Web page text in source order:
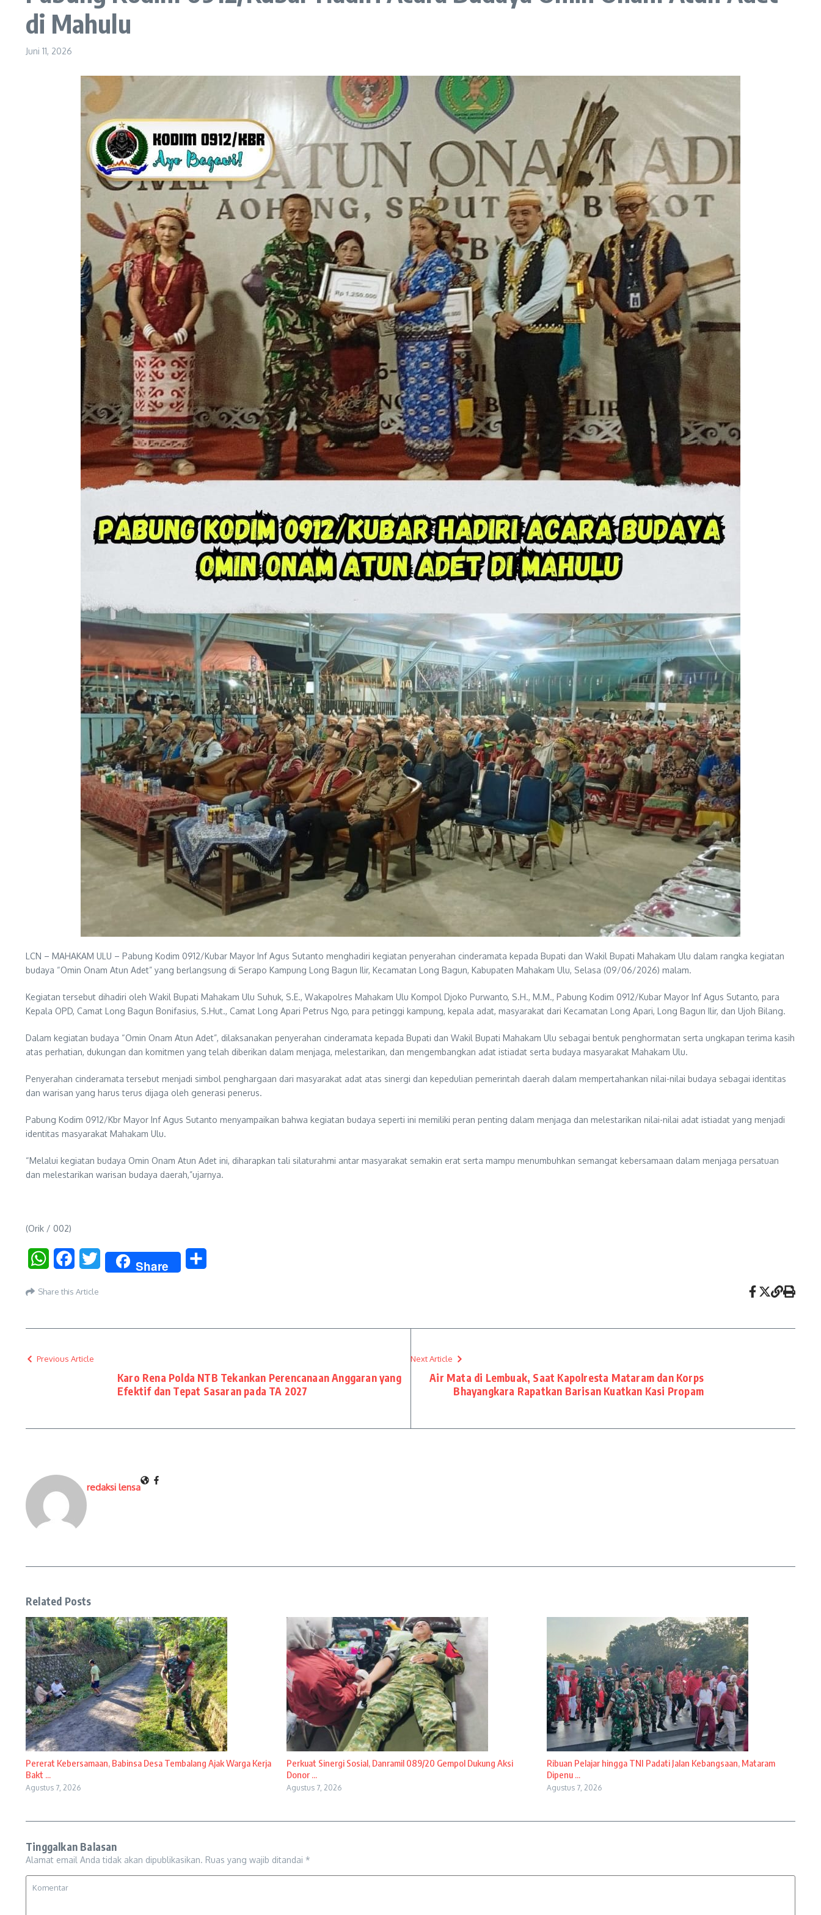
di Mahulu
Juni 11, 2026
LCN – MAHAKAM ULU – Pabung Kodim 0912/Kubar Mayor Inf Agus Sutanto menghadiri kegiatan penyerahan cinderamata kepada Bupati dan Wakil Bupati Mahakam Ulu dalam rangka kegiatan
budaya “Omin Onam Atun Adet” yang berlangsung di Serapo Kampung Long Bagun Ilir, Kecamatan Long Bagun, Kabupaten Mahakam Ulu, Selasa (09/06/2026) malam.
Kegiatan tersebut dihadiri oleh Wakil Bupati Mahakam Ulu Suhuk, S.E., Wakapolres Mahakam Ulu Kompol Djoko Purwanto, S.H., M.M., Pabung Kodim 0912/Kubar Mayor Inf Agus Sutanto, para
Kepala OPD, Camat Long Bagun Bonifasius, S.Hut., Camat Long Apari Petrus Ngo, para petinggi kampung, kepala adat, masyarakat dari Kecamatan Long Apari, Long Bagun Ilir, dan Ujoh Bilang.
Dalam kegiatan budaya “Omin Onam Atun Adet”, dilaksanakan penyerahan cinderamata kepada Bupati dan Wakil Bupati Mahakam Ulu sebagai bentuk penghormatan serta ungkapan terima kasih
atas perhatian, dukungan dan komitmen yang telah diberikan dalam menjaga, melestarikan, dan mengembangkan adat istiadat serta budaya masyarakat Mahakam Ulu.
Penyerahan cinderamata tersebut menjadi simbol penghargaan dari masyarakat adat atas sinergi dan kepedulian pemerintah daerah dalam mempertahankan nilai-nilai budaya sebagai identitas
dan warisan yang harus terus dijaga oleh generasi penerus.
Pabung Kodim 0912/Kbr Mayor Inf Agus Sutanto menyampaikan bahwa kegiatan budaya seperti ini memiliki peran penting dalam menjaga dan melestarikan nilai-nilai adat istiadat yang menjadi
identitas masyarakat Mahakam Ulu.
“Melalui kegiatan budaya Omin Onam Atun Adet ini, diharapkan tali silaturahmi antar masyarakat semakin erat serta mampu menumbuhkan semangat kebersamaan dalam menjaga persatuan
dan melestarikan warisan budaya daerah,”ujarnya.
(Orik / 002)
WhatsAppFacebookTwitter Share
Share this Article
Previous Article
Karo Rena Polda NTB Tekankan Perencanaan Anggaran yang
Efektif dan Tepat Sasaran pada TA 2027
Next Article
Air Mata di Lembuak, Saat Kapolresta Mataram dan Korps
Bhayangkara Rapatkan Barisan Kuatkan Kasi Propam
redaksi lensa
Related Posts
Pererat Kebersamaan, Babinsa Desa Tembalang Ajak Warga Kerja
Bakt ...
Agustus 7, 2026
Perkuat Sinergi Sosial, Danramil 089/20 Gempol Dukung Aksi
Donor ...
Agustus 7, 2026
Ribuan Pelajar hingga TNI Padati Jalan Kebangsaan, Mataram
Dipenu ...
Agustus 7, 2026
Tinggalkan Balasan
Alamat email Anda tidak akan dipublikasikan. Ruas yang wajib ditandai *